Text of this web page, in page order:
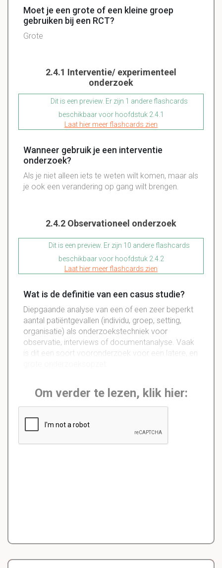
Moet je een grote of een kleine groep
gebruiken bij een RCT?
Grote
2.4.1 Interventie/ experimenteel
onderzoek
Dit is een preview. Er zijn 1 andere flashcards
beschikbaar voor hoofdstuk 2.4.1
Laat hier meer flashcards zien
Wanneer gebruik je een interventie
onderzoek?
Als je niet alleen iets te weten wilt komen, maar als
je ook een verandering op gang wilt brengen.
2.4.2 Observationeel onderzoek
Dit is een preview. Er zijn 10 andere flashcards
beschikbaar voor hoofdstuk 2.4.2
Laat hier meer flashcards zien
Wat is de definitie van een casus studie?
Diepgaande analyse van een of een zeer beperkt
aantal patiëntgevallen (individu, groep, setting,
organisatie) als onderzoekstechniek voor
observatie, interviews of documentanalyse. Vaak
is dit een soort vooronderzoek voor een latere, en
Om verder te lezen, klik hier: